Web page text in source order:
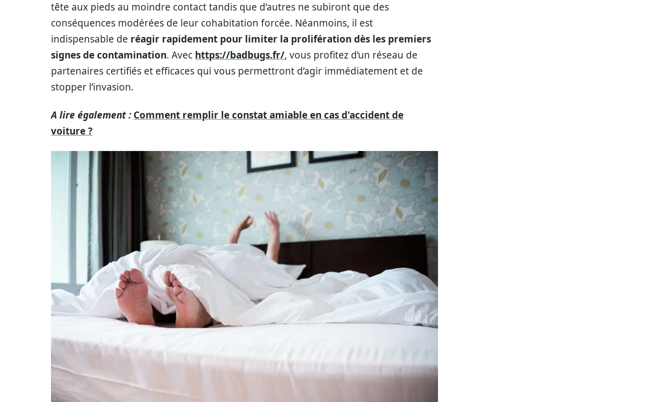
tête aux pieds au moindre contact tandis que d’autres ne subiront que des
conséquences modérées de leur cohabitation forcée. Néanmoins, il est
indispensable de réagir rapidement pour limiter la prolifération dès les premiers
signes de contamination. Avec https://badbugs.fr/, vous profitez d’un réseau de
partenaires certifiés et efficaces qui vous permettront d’agir immédiatement et de
stopper l’invasion.
A lire également : Comment remplir le constat amiable en cas d'accident de
voiture ?